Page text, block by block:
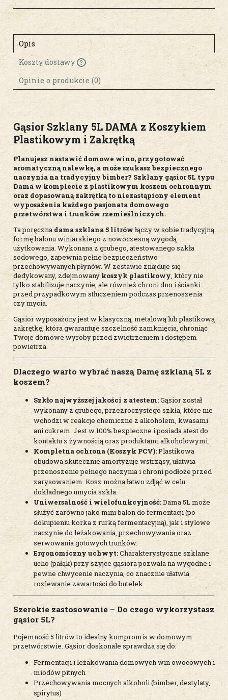
Opis
Koszty dostawy
Cena nie zawiera ewentualnych kosztów
płatności
Opinie o produkcie (0)
Gąsior Szklany 5L DAMA z Koszykiem
Plastikowym i Zakrętką
Planujesz nastawić domowe wino, przygotować
aromatyczną nalewkę, a może szukasz bezpiecznego
naczynia na tradycyjny bimber? Szklany gąsior 5L typu
Dama w komplecie z plastikowym koszem ochronnym
oraz dopasowaną zakrętką to niezastąpiony element
wyposażenia każdego pasjonata domowego
przetwórstwa i trunków rzemieślniczych.
Ta poręcznadama szklana 5 litrów łączy w sobie tradycyjną
formę balonu winiarskiego z nowoczesną wygodą
użytkowania. Wykonana z grubego, atestowanego szkła
sodowego, zapewnia pełne bezpieczeństwo
przechowywanych płynów. W zestawie znajduje się
dedykowany, zdejmowanykoszyk plastikowy, który nie
tylko stabilizuje naczynie, ale również chroni dno i ścianki
przed przypadkowym stłuczeniem podczas przenoszenia
czy mycia.
Gąsior wyposażony jest w klasyczną, metalową lub plastikową
zakrętkę, która gwarantuje szczelność zamknięcia, chroniąc
Twoje domowe wyroby przed zwietrzeniem i dostępem
powietrza.
Dlaczego warto wybrać naszą Damę szklaną 5L z
koszem?
Szkło najwyższej jakości z atestem:Gąsior został
wykonany z grubego, przezroczystego szkła, które nie
wchodzi w reakcje chemiczne z alkoholem, kwasami
ani cukrem. Jest w 100% bezpieczne i posiada atest do
kontaktu z żywnością oraz produktami alkoholowymi.
Kompletna ochrona (Koszyk PCV):Plastikowa
obudowa skutecznie amortyzuje wstrząsy, ułatwia
przenoszenie pełnego naczynia i chroni podłoże przed
zarysowaniem. Kosz można łatwo zdjąć w celu
dokładnego umycia szkła.
Uniwersalność i wielofunkcyjność:Dama 5L może
służyć zarówno jako mini balon do fermentacji (po
dokupieniu korka z rurką fermentacyjną), jak i stylowe
naczynie do leżakowania, przechowywania oraz
serwowania gotowych trunków.
Ergonomiczny uchwyt:Charakterystyczne szklane
ucho (pałąk) przy szyjce gąsiora pozwala na wygodne i
pewne chwycenie naczynia, co znacznie ułatwia
rozlewanie zawartości do butelek.
Szerokie zastosowanie – Do czego wykorzystasz
gąsior 5L?
Pojemność 5 litrów to idealny kompromis w domowym
przetwórstwie. Gąsior doskonale sprawdza się do:
Fermentacji i leżakowania domowych win owocowych i
miodów pitnych
Przechowywania mocnych alkoholi (bimber, destylaty,
spirytus)